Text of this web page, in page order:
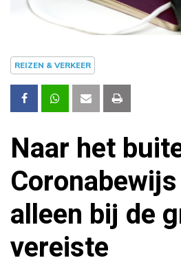
REIZEN & VERKEER
Naar het
alleen bij de
vereiste